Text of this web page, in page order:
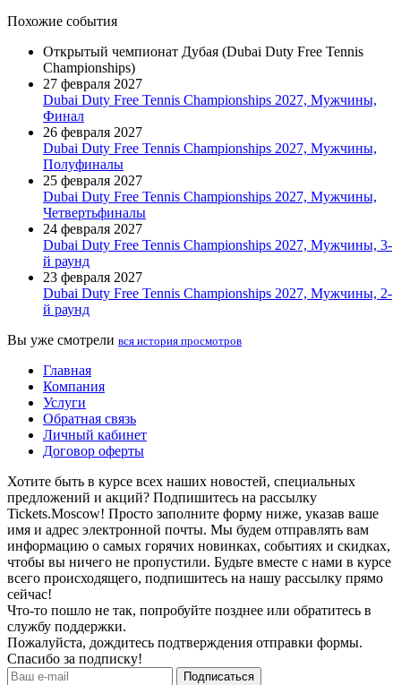
Похожие события
Открытый чемпионат Дубая (Dubai Duty Free Tennis
Championships)
27 февраля 2027
Dubai Duty Free Tennis Championships 2027, Мужчины,
Финал
26 февраля 2027
Dubai Duty Free Tennis Championships 2027, Мужчины,
Полуфиналы
25 февраля 2027
Dubai Duty Free Tennis Championships 2027, Мужчины,
Четвертьфиналы
24 февраля 2027
Dubai Duty Free Tennis Championships 2027, Мужчины, 3-
й раунд
23 февраля 2027
Dubai Duty Free Tennis Championships 2027, Мужчины, 2-
й раунд
Вы уже смотрели вся история просмотров
Главная
Компания
Услуги
Обратная связь
Личный кабинет
Договор оферты
Хотите быть в курсе всех наших новостей, специальных
предложений и акций? Подпишитесь на рассылку
Tickets.Moscow! Просто заполните форму ниже, указав ваше
имя и адрес электронной почты. Мы будем отправлять вам
информацию о самых горячих новинках, событиях и скидках,
чтобы вы ничего не пропустили. Будьте вместе с нами в курсе
всего происходящего, подпишитесь на нашу рассылку прямо
сейчас!
Что-то пошло не так, попробуйте позднее или обратитесь в
службу поддержки.
Пожалуйста, дождитесь подтверждения отправки формы.
Спасибо за подписку!
Подписаться